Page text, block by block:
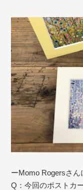
ーMomo Rogersさん
Q：今回のポストカ